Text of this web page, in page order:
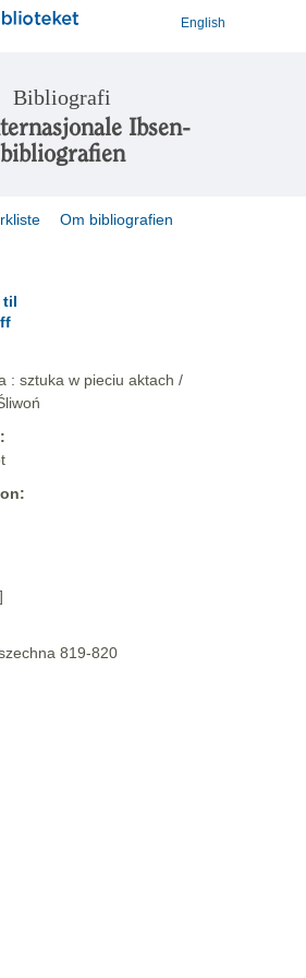
English
Bibliografi
Ibsen-
bibliografien
Om bibliografien
: sztuka w pieciu aktach /
819-820